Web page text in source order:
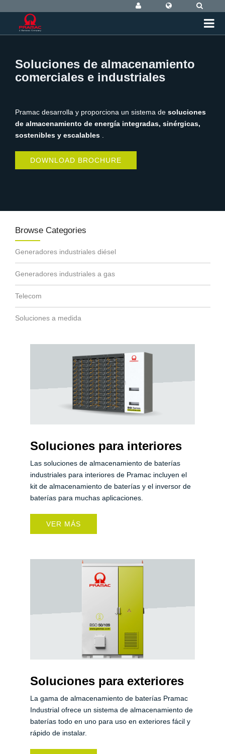
Soluciones de almacenamiento
comerciales e industriales
Pramac desarrolla y proporciona un sistema de soluciones
de almacenamiento de energía integradas, sinérgicas,
sostenibles y escalables
DOWNLOAD BROCHURE
Browse Categories
Generadores industriales diésel
Generadores industriales a gas
Telecom
Soluciones a medida
Soluciones para interiores
Las soluciones de almacenamiento de baterías
industriales para interiores de Pramac incluyen el
kit de almacenamiento de baterías y el inversor de
baterías para muchas aplicaciones.
VER MÁS
Soluciones para exteriores
La gama de almacenamiento de baterías Pramac
Industrial ofrece un sistema de almacenamiento de
baterías todo en uno para uso en exteriores fácil y
rápido de instalar.